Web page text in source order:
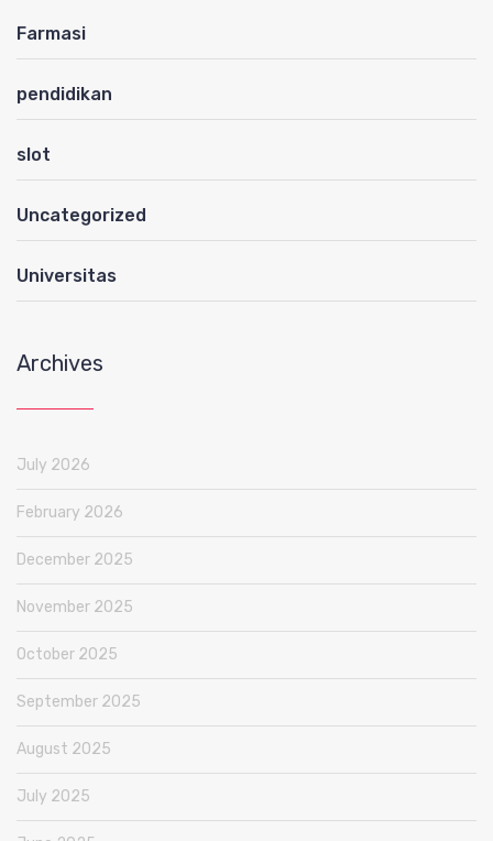
Farmasi
pendidikan
slot
Uncategorized
Universitas
Archives
July 2026
February 2026
December 2025
November 2025
October 2025
September 2025
August 2025
July 2025